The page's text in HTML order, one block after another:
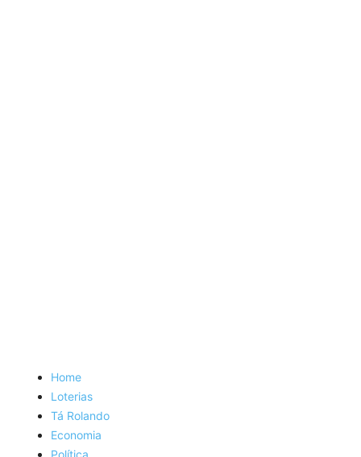
Home
Loterias
Tá Rolando
Economia
Política